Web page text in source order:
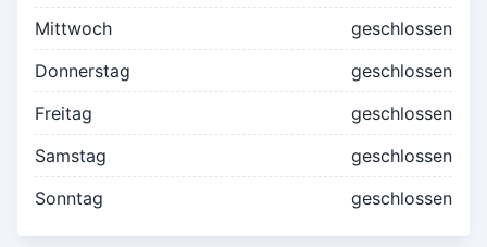
Mittwoch
geschlossen
Donnerstag
geschlossen
Freitag
geschlossen
Samstag
geschlossen
Sonntag
geschlossen